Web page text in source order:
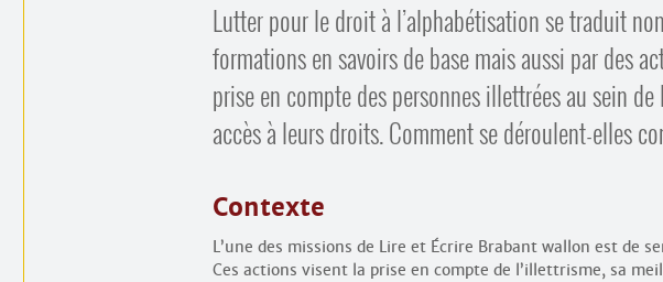
Lutter pour le droit à l’alphabétisation se traduit
formations en savoirs de base mais aussi par des
prise en compte des personnes illettrées au sein
accès à leurs droits. Comment se déroulent-elles
Contexte
L’une des missions de Lire et Écrire Brabant wallon est de
Ces actions visent la prise en compte de l’illettrisme, sa